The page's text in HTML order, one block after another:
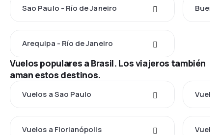
Sao Paulo - Río de Janeiro
Arequipa - Río de Janeiro
Vuelos populares a Brasil. Los viajeros también
aman estos destinos.
Vuelos a Sao Paulo
Vuelos a Florianópolis